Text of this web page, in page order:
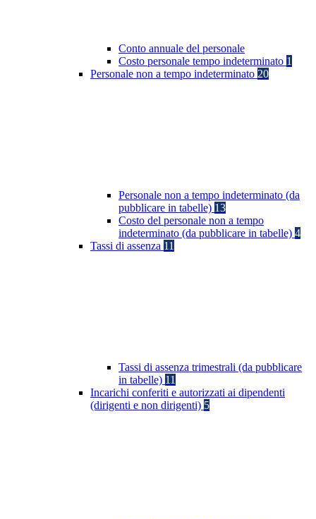
Conto annuale del personale
Costo personale tempo indeterminato 1
Personale non a tempo indeterminato 20
Personale non a tempo indeterminato (da
pubblicare in tabelle) 13
Costo del personale non a tempo
indeterminato (da pubblicare in tabelle) 4
Tassi di assenza 11
Tassi di assenza trimestrali (da pubblicare
in tabelle) 11
Incarichi conferiti e autorizzati ai dipendenti
(dirigenti e non dirigenti) 5